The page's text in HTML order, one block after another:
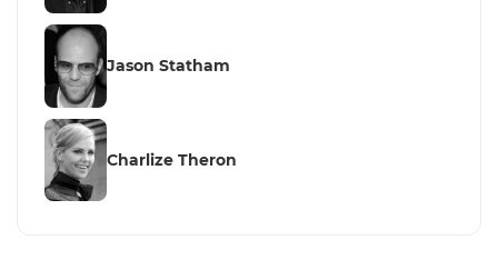
Jason Statham
Charlize Theron